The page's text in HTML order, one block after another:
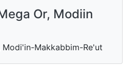
Or, Modiin
Modi'in-Makkabbim-Re'ut